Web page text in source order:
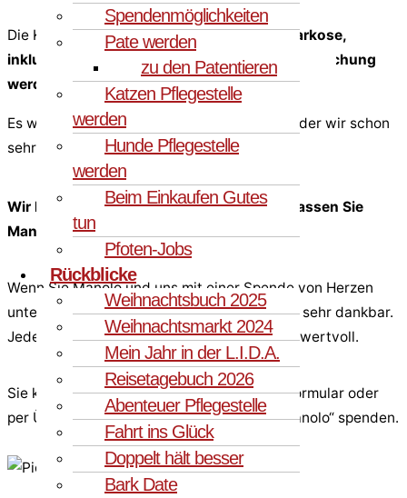
Spendenmöglichkeiten
Pate werden
zu den Patentieren
Katzen Pflegestelle
werden
Hunde Pflegestelle
werden
Beim Einkaufen Gutes
tun
Pfoten-Jobs
Rückblicke
Weihnachtsbuch 2025
Weihnachtsmarkt 2024
Mein Jahr in der L.I.D.A.
Reisetagebuch 2026
Abenteuer Pflegestelle
Fahrt ins Glück
Doppelt hält besser
Bark Date
Die Kosten für dasMRT seines Kopfes in Narkose,
inklusive einer vorab notwendigen Blutuntersuchung
werden bei ca. 1.800 EUROliegen.
Es wird in einer Tierarztpraxis gemacht, mit der wir schon
sehr positive Erfahrungen machen durften.
Wir bitten Sie mit dem Herz in der Hand – lassen Sie
Manolo nicht im Stich.
Wenn Sie Manolo und uns mit einer Spende von Herzen
unterstützen könnten, wären wir Ihnen sehr, sehr dankbar.
Jede kleine Geste der Liebe ist für uns sehr wertvoll.
Sie können auf nebenstehendem Spendenformular oder
per Überweisung mit dem Vermerk „MRT Manolo“ spenden.